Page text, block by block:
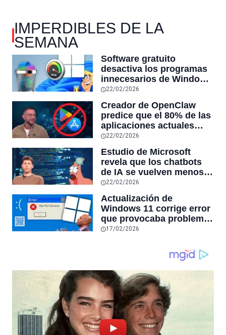
IMPERDIBLES DE LA
SEMANA
Software gratuito
desactiva los programas
innecesarios de Windows
11 y optimiza el PC,
reduciendo el uso de la
RAM y mucho más
22/02/2026
Creador de OpenClaw
predice que el 80% de las
aplicaciones actuales
desaparecerán en el
futuro: “Solo sobrevivirán
las aplicaciones con
sensores únicos o
conexiones especiales a
hardware
22/02/2026
Estudio de Microsoft
revela que los chatbots
de IA se vuelven menos
confiables mientras más
tiempo hablas con ellos:
la falta de confiabilidad
sube un 112%
22/02/2026
Actualización de
Windows 11 corrige error
que provocaba problemas
al jugar en PC: los
producían desde 2023
17/02/2026